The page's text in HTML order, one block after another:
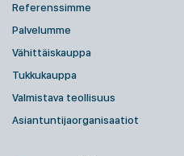
Referenssimme
Palvelumme
Vähittäiskauppa
Tukkukauppa
Valmistava teollisuus
Asiantuntijaorganisaatiot